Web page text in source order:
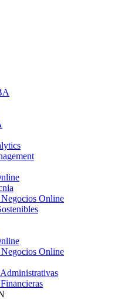
Online
Online